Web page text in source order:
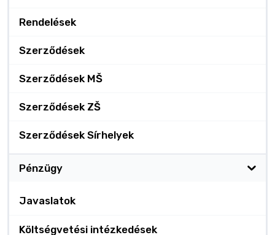
Rendelések
Szerződések
Szerződések MŠ
Szerződések ZŠ
Szerződések Sírhelyek
Pénzügy
Javaslatok
Költségvetési intézkedések